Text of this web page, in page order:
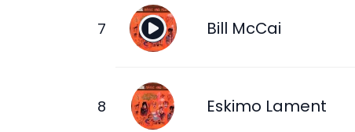
Bill McCai
Eskimo Lament